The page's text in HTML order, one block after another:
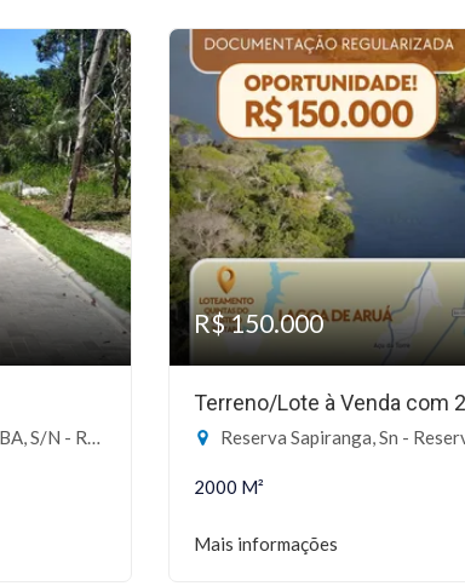
de São João-BA
R$ 150.000
Terreno/Lote à Venda com
Reserva Sapiranga, Sn - Reserva
2000 M²
Mais informações